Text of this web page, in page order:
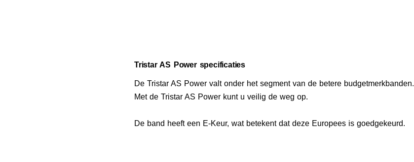
Tristar AS Power specificaties
De Tristar AS Power valt onder het segment van de betere budgetmerkbanden.
Met de Tristar AS Power kunt u veilig de weg op.
De band heeft een E-Keur, wat betekent dat deze Europees is goedgekeurd.